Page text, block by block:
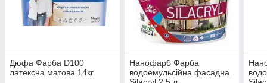
Дюфа Фарба D100
латексна матова 14кг
Нанофарб Фарба
водоемульсійна фасадна